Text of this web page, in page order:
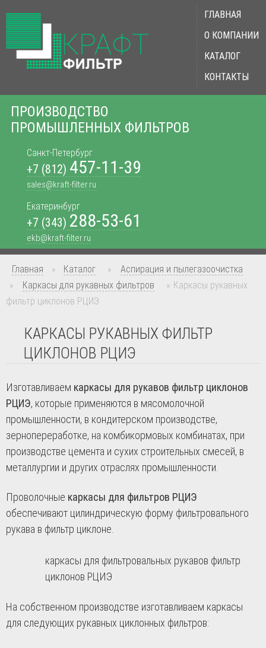
ПРОИЗВОДСТВО
ПРОМЫШЛЕННЫХ ФИЛЬТРОВ
Санкт-Петербург
+7 (812) 457-11-39
sales@kraft-filter.ru
Екатеринбург
+7 (343) 288-53-61
ekb@kraft-filter.ru
ГЛАВНАЯ
О КОМПАНИИ
КАТАЛОГ
КОНТАКТЫ
Главная » Каталог »
Аспирация и пылегазоочистка
»
Каркасы для рукавных фильтров » Каркасы рукавных
фильтр циклонов РЦИЭ
КАРКАСЫ РУКАВНЫХ ФИЛЬТР
ЦИКЛОНОВ РЦИЭ
Изготавливаем каркасы для рукавов фильтр циклонов
РЦИЭ, которые применяются в мясомолочной
промышленности, в кондитерском производстве,
зернопереработке, на комбикормовых комбинатах, при
производстве цемента и сухих строительных смесей, в
металлургии и других отраслях промышленности.
Проволочные каркасы для фильтров РЦИЭ
обеспечивают цилиндрическую форму фильтровального
рукава в фильтр циклоне.
каркасы для фильтровальных рукавов фильтр
циклонов РЦИЭ
На собственном производстве изготавливаем каркасы
для следующих рукавных циклонных фильтров: